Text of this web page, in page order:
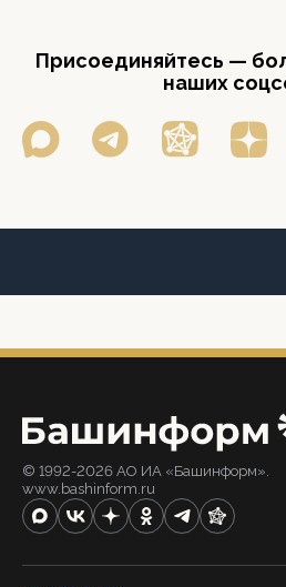
Присоединяйтесь —
наших
© 1992-2026 АО ИА «Башинформ».
www.bashinform.ru